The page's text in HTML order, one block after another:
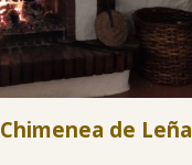
Chimenea de Leña